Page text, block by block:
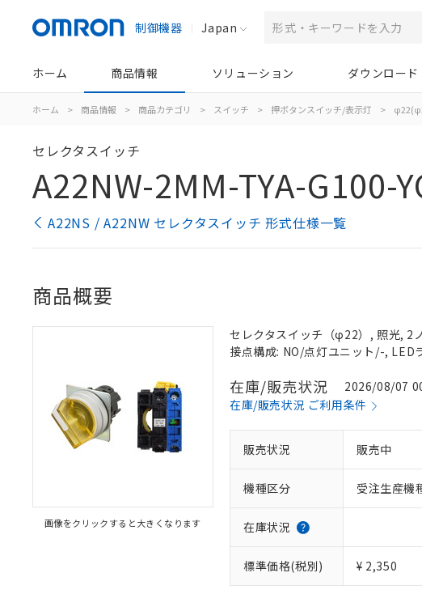
制御機器 Japan
ホーム 商品情報 ソリューション ダウンロード
ホーム > 商品情報 > 商品カテゴリ > スイッチ > 押ボタンスイッチ/表示灯 >
セレクタスイッチ
A22NW-2MM-TYA-G100-
A22NS / A22NW セレクタスイッチ 形式仕様一覧
商品概要
画像をクリックすると大きくなります
セレクタスイッチ（φ22）, 照光, 2
接点構成: NO/点灯ユニット/-, LED
在庫/販売状況
2026/08/07
在庫/販売状況 ご利用条件
販売状況 販売中
機種区分 受注生産機
在庫状況
標準価格(税別) ¥ 2,350